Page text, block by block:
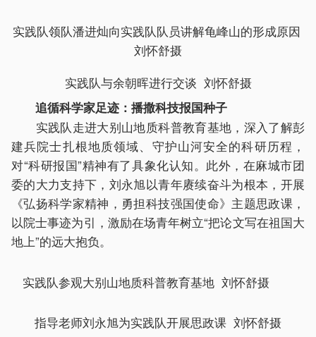
实践队领队潘进灿向实践队队员讲解龟峰山的形成原因
刘怀舒摄
实践队与余朝晖进行交谈 刘怀舒摄
追循科学家足迹：播撒科技报国种子
实践队走进大别山地质科普教育基地，深入了解彭
建兵院士扎根地质领域、守护山河安全的科研历程，
对“科研报国”精神有了具象化认知。此外，在麻城市团
委的大力支持下，刘永旭以青年赓续奋斗为根本，开展
《弘扬科学家精神，勇担科技强国使命》主题思政课，
以院士事迹为引，激励在场青年树立“把论文写在祖国大
地上”的远大抱负。
实践队参观大别山地质科普教育基地 刘怀舒摄
指导老师刘永旭为实践队开展思政课 刘怀舒摄